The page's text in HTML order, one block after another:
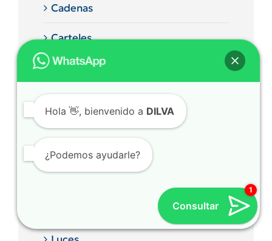
Cadenas
Carteles
Cintas Demarcatorias y Reflectivas
Conos
Mallas para Vallado
Sin categorizar
Hola 👋, bienvenido a DILVA
¿Podemos ayudarle?
Consultar